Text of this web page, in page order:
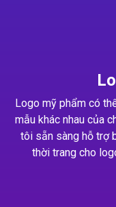
Logo mỹ phẩm có
mẫu khác nhau của
tôi sẵn sàng hỗ trợ
thời trang cho